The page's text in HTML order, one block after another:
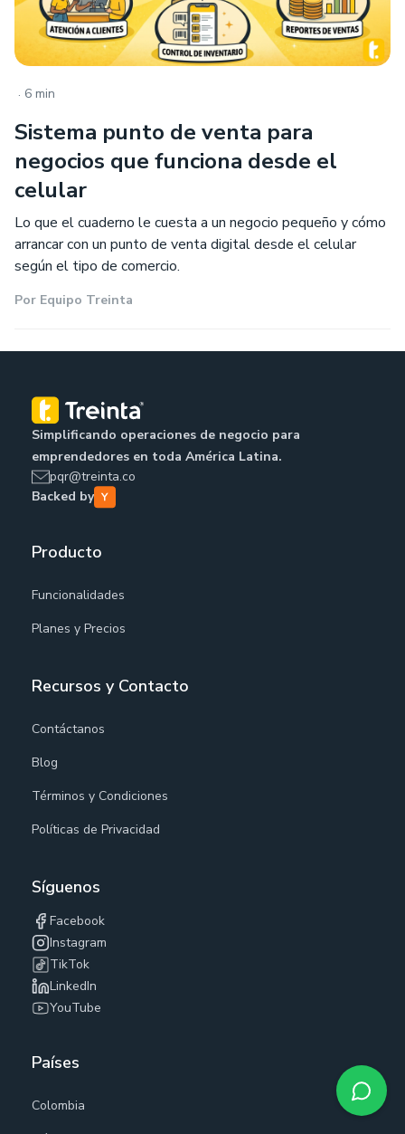
. 6 min
Sistema punto de venta para
negocios que funciona desde el
celular
Lo que el cuaderno le cuesta a un negocio pequeño y cómo
arrancar con un punto de venta digital desde el celular
según el tipo de comercio.
Por Equipo Treinta
Simplificando operaciones de negocio para
emprendedores en toda América Latina.
pqr@treinta.co
Backed by
Producto
Funcionalidades
Planes y Precios
Recursos y Contacto
Contáctanos
Blog
Términos y Condiciones
Políticas de Privacidad
Síguenos
Facebook
Instagram
TikTok
LinkedIn
YouTube
Países
Colombia